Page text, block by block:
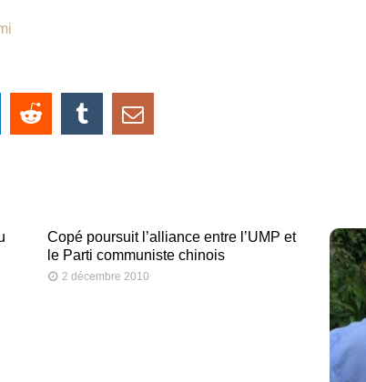
Copé poursuit l’alliance entre l’UMP et
le Parti communiste chinois
2 décembre 2010